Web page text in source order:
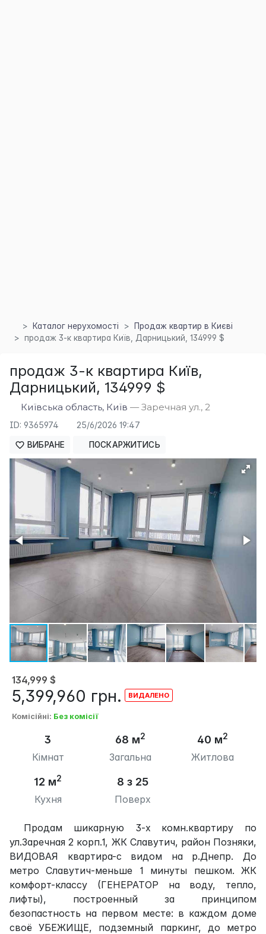
Каталог нерухомості
Продаж квартир в Києві
продаж 3-к квартира Київ, Дарницький, 134999 $
продаж 3-к квартира Київ,
Дарницький, 134999 $
Київська область, Київ — Заречная ул., 2
ID: 9365974 25/6/2026 19:47
ВИБРАНЕ ПОСКАРЖИТИСЬ
134,999 $
5,399,960 грн.
Комісійні: Без комісії
3
Кімнат
68 м2
Загальна
40 м2
Житлова
12 м2
Кухня
8 з 25
Поверх
Продам шикарную 3-х комн.квартиру по
ул.Заречная 2 корп.1, ЖК Славутич, район Позняки,
ВИДОВАЯ квартира-с видом на р.Днепр. До
метро Славутич-меньше 1 минуты пешком. ЖК
комфорт-классу (ГЕНЕРАТОР на воду, тепло,
лифты), построенный за принципом
безопастность на первом месте: в каждом доме
своё УБЕЖИЩЕ, подземный паркинг, до метро